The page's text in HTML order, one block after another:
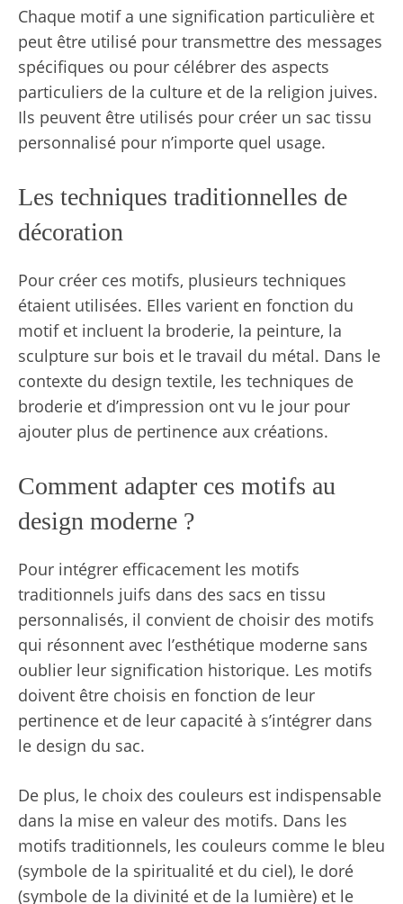
Chaque motif a une signification particulière et
peut être utilisé pour transmettre des messages
spécifiques ou pour célébrer des aspects
particuliers de la culture et de la religion juives.
Ils peuvent être utilisés pour créer un sac tissu
personnalisé pour n’importe quel usage.
Les techniques traditionnelles de
décoration
Pour créer ces motifs, plusieurs techniques
étaient utilisées. Elles varient en fonction du
motif et incluent la broderie, la peinture, la
sculpture sur bois et le travail du métal. Dans le
contexte du design textile, les techniques de
broderie et d’impression ont vu le jour pour
ajouter plus de pertinence aux créations.
Comment adapter ces motifs au
design moderne ?
Pour intégrer efficacement les motifs
traditionnels juifs dans des sacs en tissu
personnalisés, il convient de choisir des motifs
qui résonnent avec l’esthétique moderne sans
oublier leur signification historique. Les motifs
doivent être choisis en fonction de leur
pertinence et de leur capacité à s’intégrer dans
le design du sac.
De plus, le choix des couleurs est indispensable
dans la mise en valeur des motifs. Dans les
motifs traditionnels, les couleurs comme le bleu
(symbole de la spiritualité et du ciel), le doré
(symbole de la divinité et de la lumière) et le